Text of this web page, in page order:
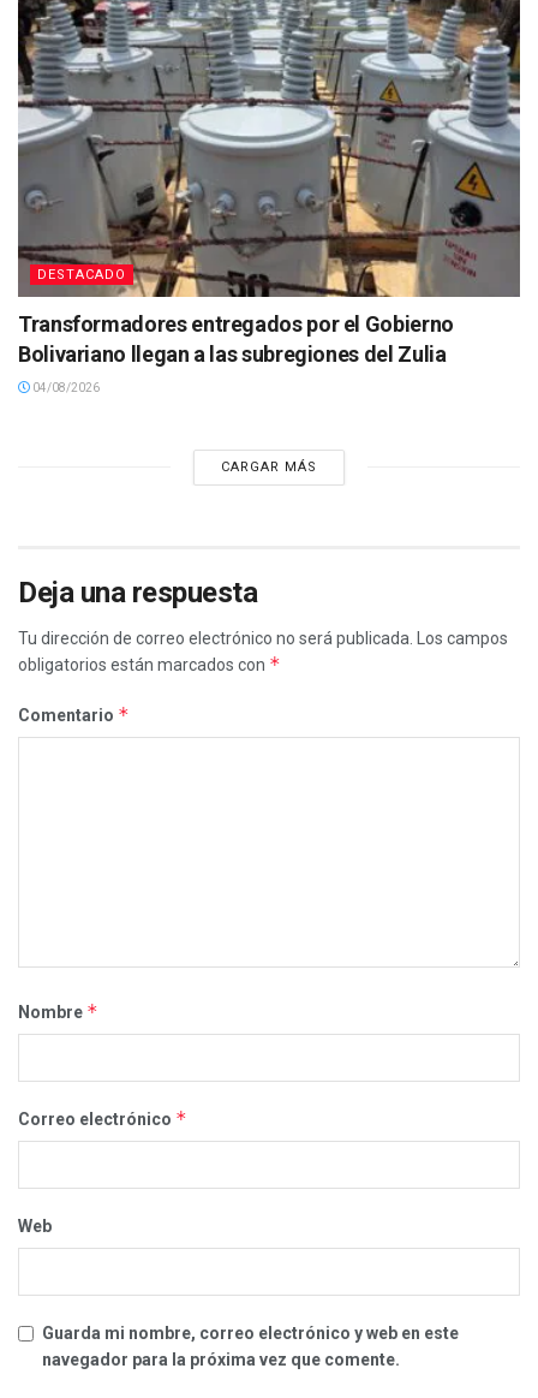
DESTACADO
Transformadores entregados por el Gobierno
Bolivariano llegan a las subregiones del Zulia
04/08/2026
CARGAR MÁS
Deja una respuesta
Tu dirección de correo electrónico no será publicada.
Los campos
obligatorios están marcados con *
Comentario *
Nombre *
Correo electrónico *
Web
Guarda mi nombre, correo electrónico y web en este
navegador para la próxima vez que comente.